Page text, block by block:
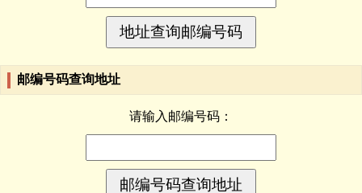
邮编号码查询地址
请输入邮编号码：